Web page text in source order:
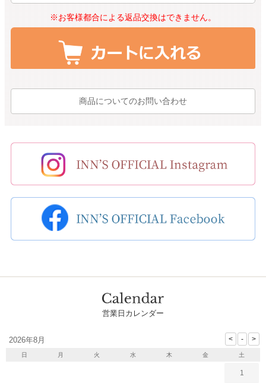
※お客様都合による返品交換はできません。
商品についてのお問い合わせ
営業日カレンダー
2026年8月
日 月 火 水 木 金 土
1